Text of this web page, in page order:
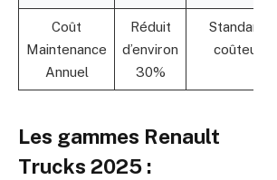
Coût
Maintenance
Annuel
Réduit
d’environ
30%
Standard,
coûteux
Les gammes Renault
Trucks 2025 :